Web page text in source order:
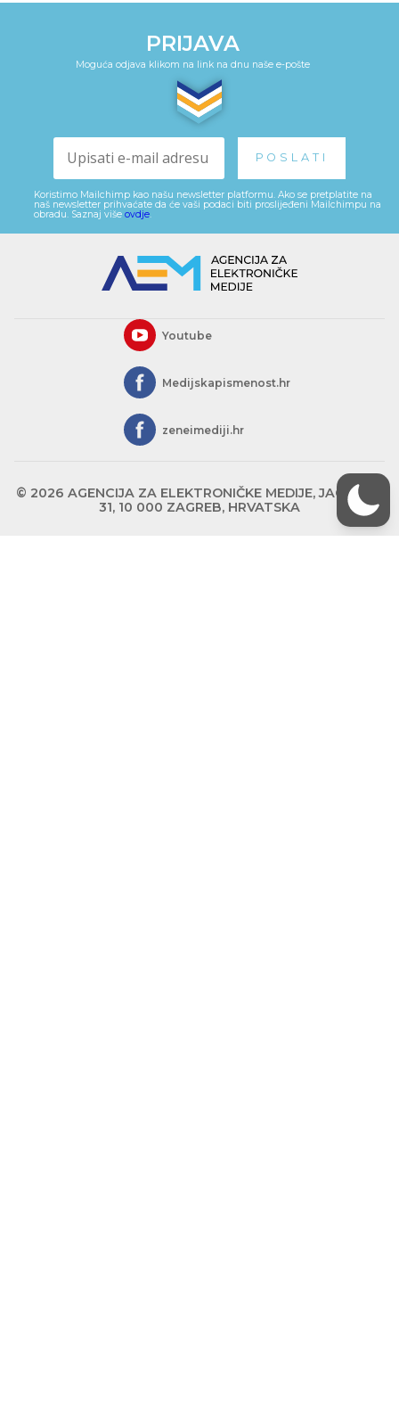
PRIJAVA
Moguća odjava klikom na link na dnu naše e-pošte
Koristimo Mailchimp kao našu newsletter platformu. Ako se pretplatite na
naš newsletter prihvaćate da će vaši podaci biti proslijeđeni Mailchimpu na
obradu. Saznaj više ovdje.
Youtube
Medijskapismenost.hr
zeneimediji.hr
© 2026 AGENCIJA ZA ELEKTRONIČKE MEDIJE, JAGIĆEVA
31, 10 000 ZAGREB, HRVATSKA